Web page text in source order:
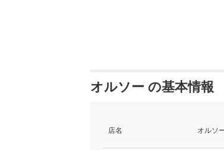
オルソー の基本情報
店名 オルソ